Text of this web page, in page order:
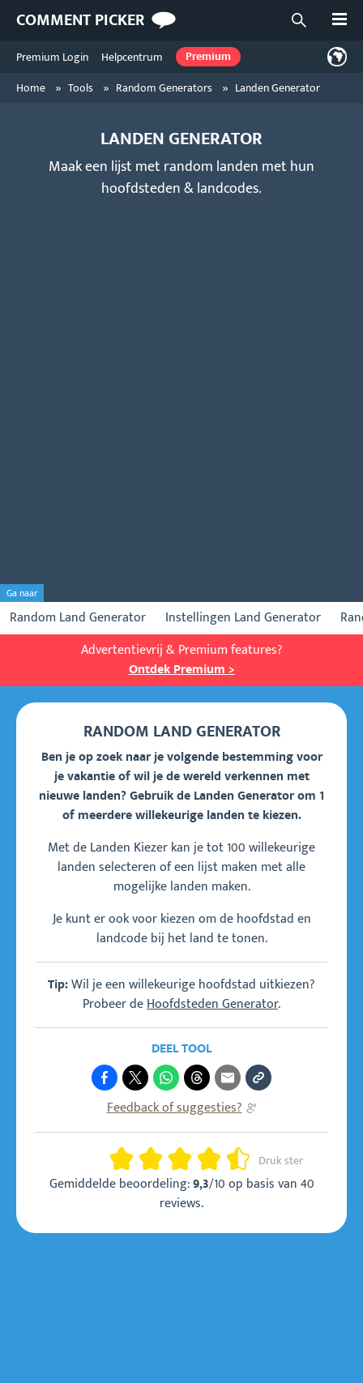
COMMENT PICKER Open
Premium Login Helpcentrum Premium
Home » Tools » Random Generators » Landen Generator
LANDEN GENERATOR
Maak een lijst met random landen met hun
hoofdsteden & landcodes.
Ga naar
Random Land Generator Instellingen Land Generator
Advertentievrij & Premium features?
Ontdek Premium >
RANDOM LAND GENERATOR
Ben je op zoek naar je volgende bestemming voor
je vakantie of wil je de wereld verkennen met
nieuwe landen? Gebruik de Landen Generator om 1
of meerdere willekeurige landen te kiezen.
Met de Landen Kiezer kan je tot 100 willekeurige
landen selecteren of een lijst maken met alle
mogelijke landen maken.
Je kunt er ook voor kiezen om de hoofdstad en
landcode bij het land te tonen.
Tip:Wil je een willekeurige hoofdstad uitkiezen?
Probeer deHoofdsteden Generator.
DEEL TOOL
Feedback of suggesties?
Druk ster
Gemiddelde beoordeling:9,3/10 op basis van40
reviews.